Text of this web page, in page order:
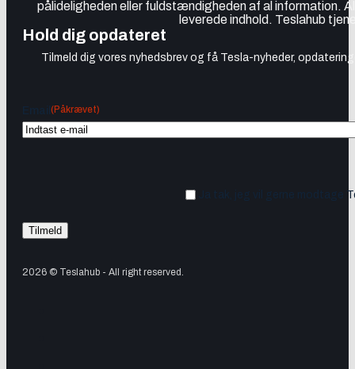
pålideligheden eller fuldstændigheden af al information.
leverede indhold. Teslahub
Hold dig opdateret
Tilmeld dig vores nyhedsbrev og få Tesla-nyheder,
(Påkrævet)
Ja tak, jeg vil gerne modtage
2026 © Teslahub - All right reserved.